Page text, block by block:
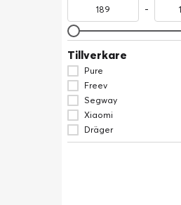
-
Tillverkare
Pure
Freev
Segway
Xiaomi
Dräger